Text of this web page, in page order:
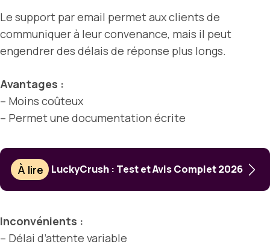
Le support par email permet aux clients de
communiquer à leur convenance, mais il peut
engendrer des délais de réponse plus longs.
Avantages :
– Moins coûteux
– Permet une documentation écrite
À lire LuckyCrush : Test et Avis Complet 2026
Inconvénients :
– Délai d’attente variable